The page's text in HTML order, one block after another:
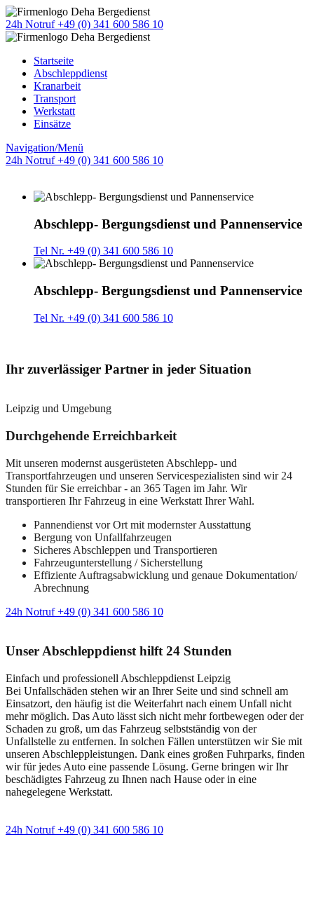
24h Notruf +49 (0) 341 600 586 10
Startseite
Abschleppdienst
Kranarbeit
Transport
Werkstatt
Einsätze
Navigation/Menü
24h Notruf +49 (0) 341 600 586 10
Abschlepp- Bergungsdienst und Pannenservice
Tel Nr. +49 (0) 341 600 586 10
Abschlepp- Bergungsdienst und Pannenservice
Tel Nr. +49 (0) 341 600 586 10
Ihr zuverlässiger Partner in jeder Situation
Leipzig und Umgebung
Durchgehende Erreichbarkeit
Mit unseren modernst ausgerüsteten Abschlepp- und
Transportfahrzeugen und unseren Servicespezialisten sind wir 24
Stunden für Sie erreichbar - an 365 Tagen im Jahr. Wir
transportieren Ihr Fahrzeug in eine Werkstatt Ihrer Wahl.
Pannendienst vor Ort mit modernster Ausstattung
Bergung von Unfallfahrzeugen
Sicheres Abschleppen und Transportieren
Fahrzeugunterstellung / Sicherstellung
Effiziente Auftragsabwicklung und genaue Dokumentation/
Abrechnung
24h Notruf +49 (0) 341 600 586 10
Unser Abschleppdienst hilft 24 Stunden
Einfach und professionell Abschleppdienst Leipzig
Bei Unfallschäden stehen wir an Ihrer Seite und sind schnell am
Einsatzort, den häufig ist die Weiterfahrt nach einem Unfall nicht
mehr möglich. Das Auto lässt sich nicht mehr fortbewegen oder der
Schaden zu groß, um das Fahrzeug selbstständig von der
Unfallstelle zu entfernen. In solchen Fällen unterstützen wir Sie mit
unseren Abschleppleistungen. Dank eines großen Fuhrparks, finden
wir für jedes Auto eine passende Lösung. Gerne bringen wir Ihr
beschädigtes Fahrzeug zu Ihnen nach Hause oder in eine
nahegelegene Werkstatt.
24h Notruf +49 (0) 341 600 586 10